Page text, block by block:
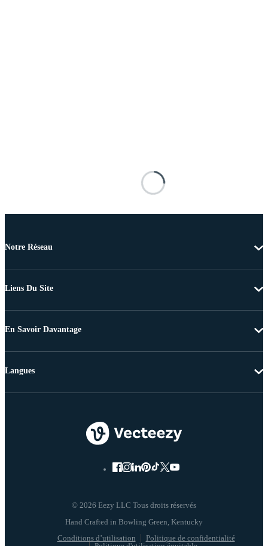
Notre Réseau
Liens Du Site
En Savoir Davantage
© 2026 Eezy LLC Tous droits réservés
Conditions d’utilisation
Politique de confidentialité
Langues